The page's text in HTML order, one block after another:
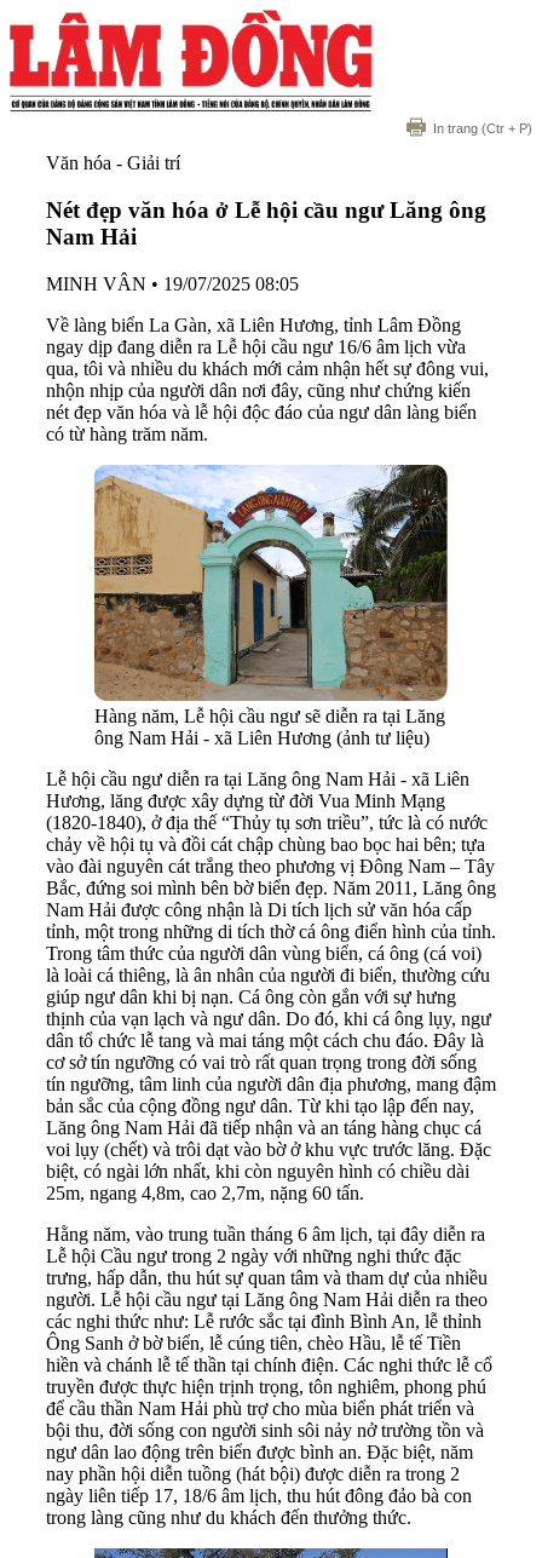
In trang (Ctr + P)
Văn hóa - Giải trí
Nét đẹp văn hóa ở Lễ hội cầu ngư Lăng ông
Nam Hải
MINH VÂN • 19/07/2025 08:05
Về làng biển La Gàn, xã Liên Hương, tỉnh Lâm Đồng
ngay dịp đang diễn ra Lễ hội cầu ngư 16/6 âm lịch vừa
qua, tôi và nhiều du khách mới cảm nhận hết sự đông vui,
nhộn nhịp của người dân nơi đây, cũng như chứng kiến
nét đẹp văn hóa và lễ hội độc đáo của ngư dân làng biển
có từ hàng trăm năm.
Hàng năm, Lễ hội cầu ngư sẽ diễn ra tại Lăng
ông Nam Hải - xã Liên Hương (ảnh tư liệu)
Lễ hội cầu ngư diễn ra tại Lăng ông Nam Hải - xã Liên
Hương, lăng được xây dựng từ đời Vua Minh Mạng
(1820-1840), ở địa thế “Thủy tụ sơn triều”, tức là có nước
chảy về hội tụ và đồi cát chập chùng bao bọc hai bên; tựa
vào đài nguyên cát trắng theo phương vị Đông Nam – Tây
Bắc, đứng soi mình bên bờ biển đẹp. Năm 2011, Lăng ông
Nam Hải được công nhận là Di tích lịch sử văn hóa cấp
tỉnh, một trong những di tích thờ cá ông điển hình của tỉnh.
Trong tâm thức của người dân vùng biển, cá ông (cá voi)
là loài cá thiêng, là ân nhân của người đi biển, thường cứu
giúp ngư dân khi bị nạn. Cá ông còn gắn với sự hưng
thịnh của vạn lạch và ngư dân. Do đó, khi cá ông lụy, ngư
dân tổ chức lễ tang và mai táng một cách chu đáo. Đây là
cơ sở tín ngưỡng có vai trò rất quan trọng trong đời sống
tín ngưỡng, tâm linh của người dân địa phương, mang đậm
bản sắc của cộng đồng ngư dân. Từ khi tạo lập đến nay,
Lăng ông Nam Hải đã tiếp nhận và an táng hàng chục cá
voi lụy (chết) và trôi dạt vào bờ ở khu vực trước lăng. Đặc
biệt, có ngài lớn nhất, khi còn nguyên hình có chiều dài
25m, ngang 4,8m, cao 2,7m, nặng 60 tấn.
Hằng năm, vào trung tuần tháng 6 âm lịch, tại đây diễn ra
Lễ hội Cầu ngư trong 2 ngày với những nghi thức đặc
trưng, hấp dẫn, thu hút sự quan tâm và tham dự của nhiều
người. Lễ hội cầu ngư tại Lăng ông Nam Hải diễn ra theo
các nghi thức như: Lễ rước sắc tại đình Bình An, lễ thỉnh
Ông Sanh ở bờ biển, lễ cúng tiên, chèo Hầu, lễ tế Tiền
hiền và chánh lễ tế thần tại chính điện. Các nghi thức lễ cổ
truyền được thực hiện trịnh trọng, tôn nghiêm, phong phú
để cầu thần Nam Hải phù trợ cho mùa biển phát triển và
bội thu, đời sống con người sinh sôi nảy nở trường tồn và
ngư dân lao động trên biển được bình an. Đặc biệt, năm
nay phần hội diễn tuồng (hát bội) được diễn ra trong 2
ngày liên tiếp 17, 18/6 âm lịch, thu hút đông đảo bà con
trong làng cũng như du khách đến thưởng thức.